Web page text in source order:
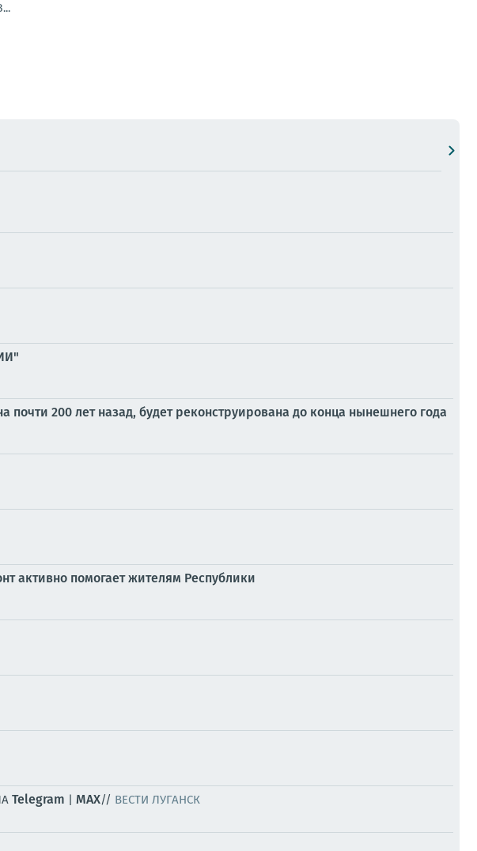
200 лет назад, будет реконструирована до конца нынешнего года
активно помогает жителям Республики
Telegram | MAX// ВЕСТИ ЛУГАНСК